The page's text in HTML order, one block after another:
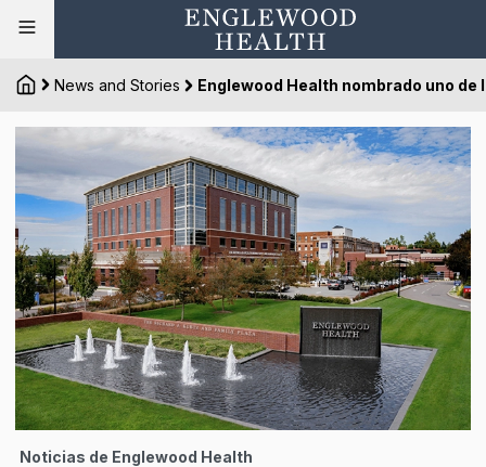
News and Stories Englewood Health nombrado uno
Noticias de Englewood Health